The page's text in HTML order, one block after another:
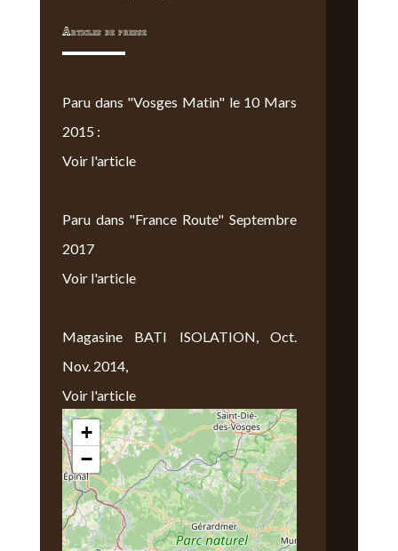
Articles de presse
Paru dans "Vosges Matin" le 10 Mars
2015 :
Voir l'article
Paru dans "France Route" Septembre
2017
Voir l'article
Magasine BATI ISOLATION, Oct.
Nov. 2014,
Voir l'article
Nous Trouver
+
−